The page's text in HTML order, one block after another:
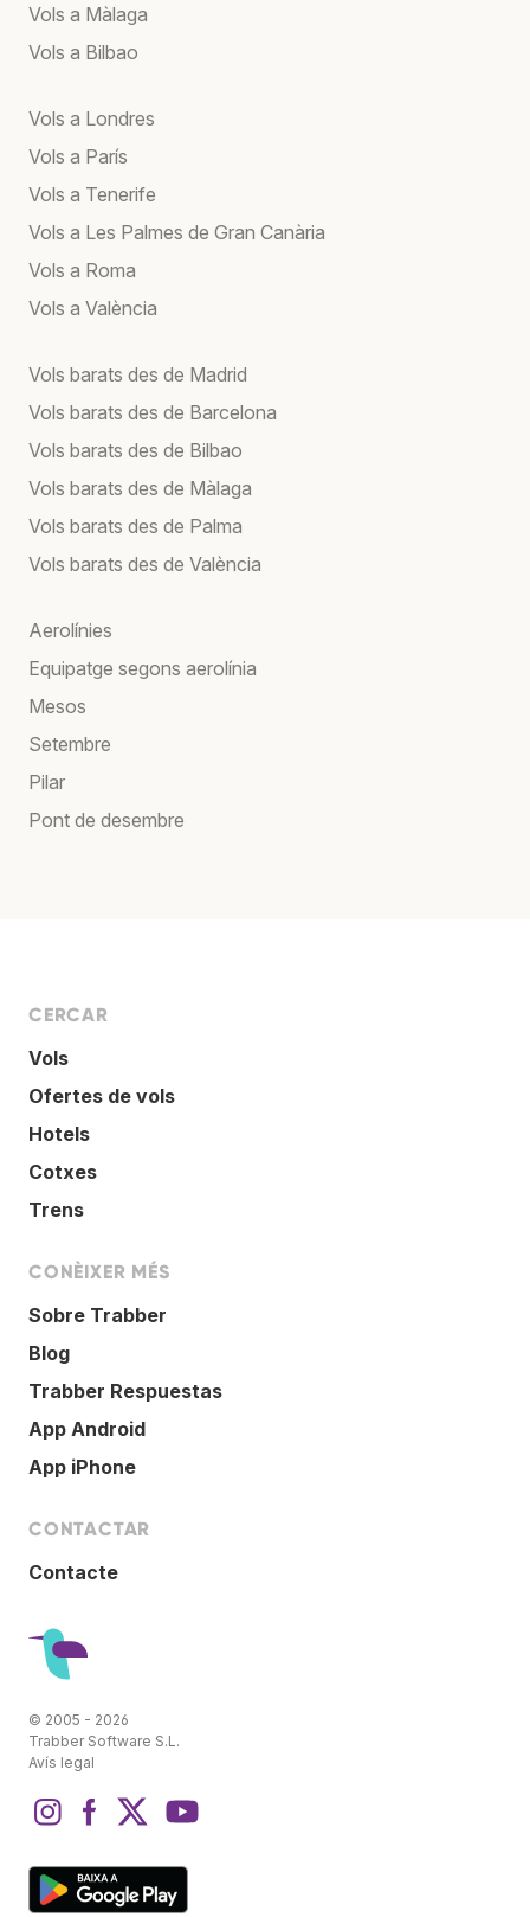
Vols a Màlaga
Vols a Bilbao
Vols a Londres
Vols a París
Vols a Tenerife
Vols a Les Palmes de Gran Canària
Vols a Roma
Vols a València
Vols barats des de Madrid
Vols barats des de Barcelona
Vols barats des de Bilbao
Vols barats des de Màlaga
Vols barats des de Palma
Vols barats des de València
Aerolínies
Equipatge segons aerolínia
Mesos
Setembre
Pilar
Pont de desembre
CERCAR
Vols
Ofertes de vols
Hotels
Cotxes
Trens
CONÈIXER MÉS
Sobre Trabber
Blog
Trabber Respuestas
App Android
App iPhone
CONTACTAR
Contacte
© 2005 - 2026
Trabber Software S.L.
Avís legal